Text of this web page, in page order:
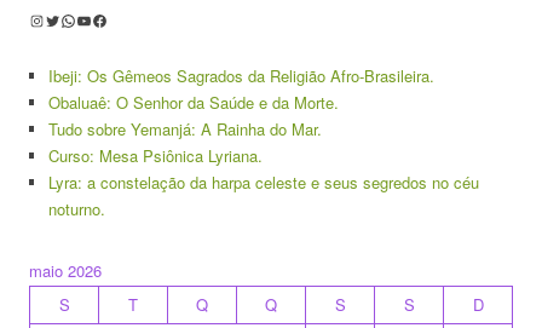
Instagram
Twitter
WhatsApp
Youtube
Facebook
Ibeji: Os Gêmeos Sagrados da Religião Afro-Brasileira.
Obaluaê: O Senhor da Saúde e da Morte.
Tudo sobre Yemanjá: A Rainha do Mar.
Curso: Mesa Psiônica Lyriana.
Lyra: a constelação da harpa celeste e seus segredos no céu
noturno.
maio 2026
S
T Q Q S S
D